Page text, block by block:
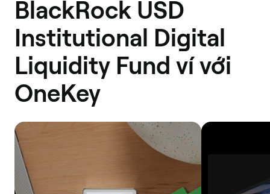
BlackRock USD
Institutional Digital
Liquidity Fund ví với
OneKey